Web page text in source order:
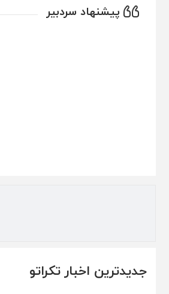
پیشنهاد سردبیر
جدیدترین اخبار تکراتو